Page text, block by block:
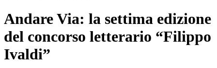
Andare Via: la settima edizione
del concorso letterario “Filippo
Ivaldi”